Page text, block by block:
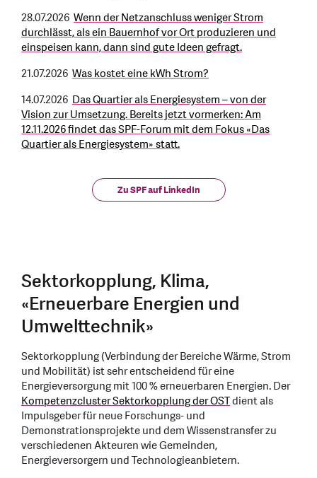
28.07.2026 Wenn der Netzanschluss weniger Strom
durchlässt, als ein Bauernhof vor Ort produzieren und
einspeisen kann, dann sind gute Ideen gefragt.
21.07.2026 Was kostet eine kWh Strom?
14.07.2026 Das Quartier als Energiesystem – von der
Vision zur Umsetzung. Bereits jetzt vormerken: Am
12.11.2026 findet das SPF-Forum mit dem Fokus «Das
Quartier als Energiesystem» statt.
Zu SPF auf LinkedIn
Sektorkopplung, Klima,
«Erneuerbare Energien und
Umwelttechnik»
Sektorkopplung (Verbindung der Bereiche Wärme, Strom
und Mobilität) ist sehr entscheidend für eine
Energieversorgung mit 100 % erneuerbaren Energien. Der
Kompetenzcluster Sektorkopplung der OSTdient als
Impulsgeber für neue Forschungs- und
Demonstrationsprojekte und dem Wissenstransfer zu
verschiedenen Akteuren wie Gemeinden,
Energieversorgern und Technologieanbietern.